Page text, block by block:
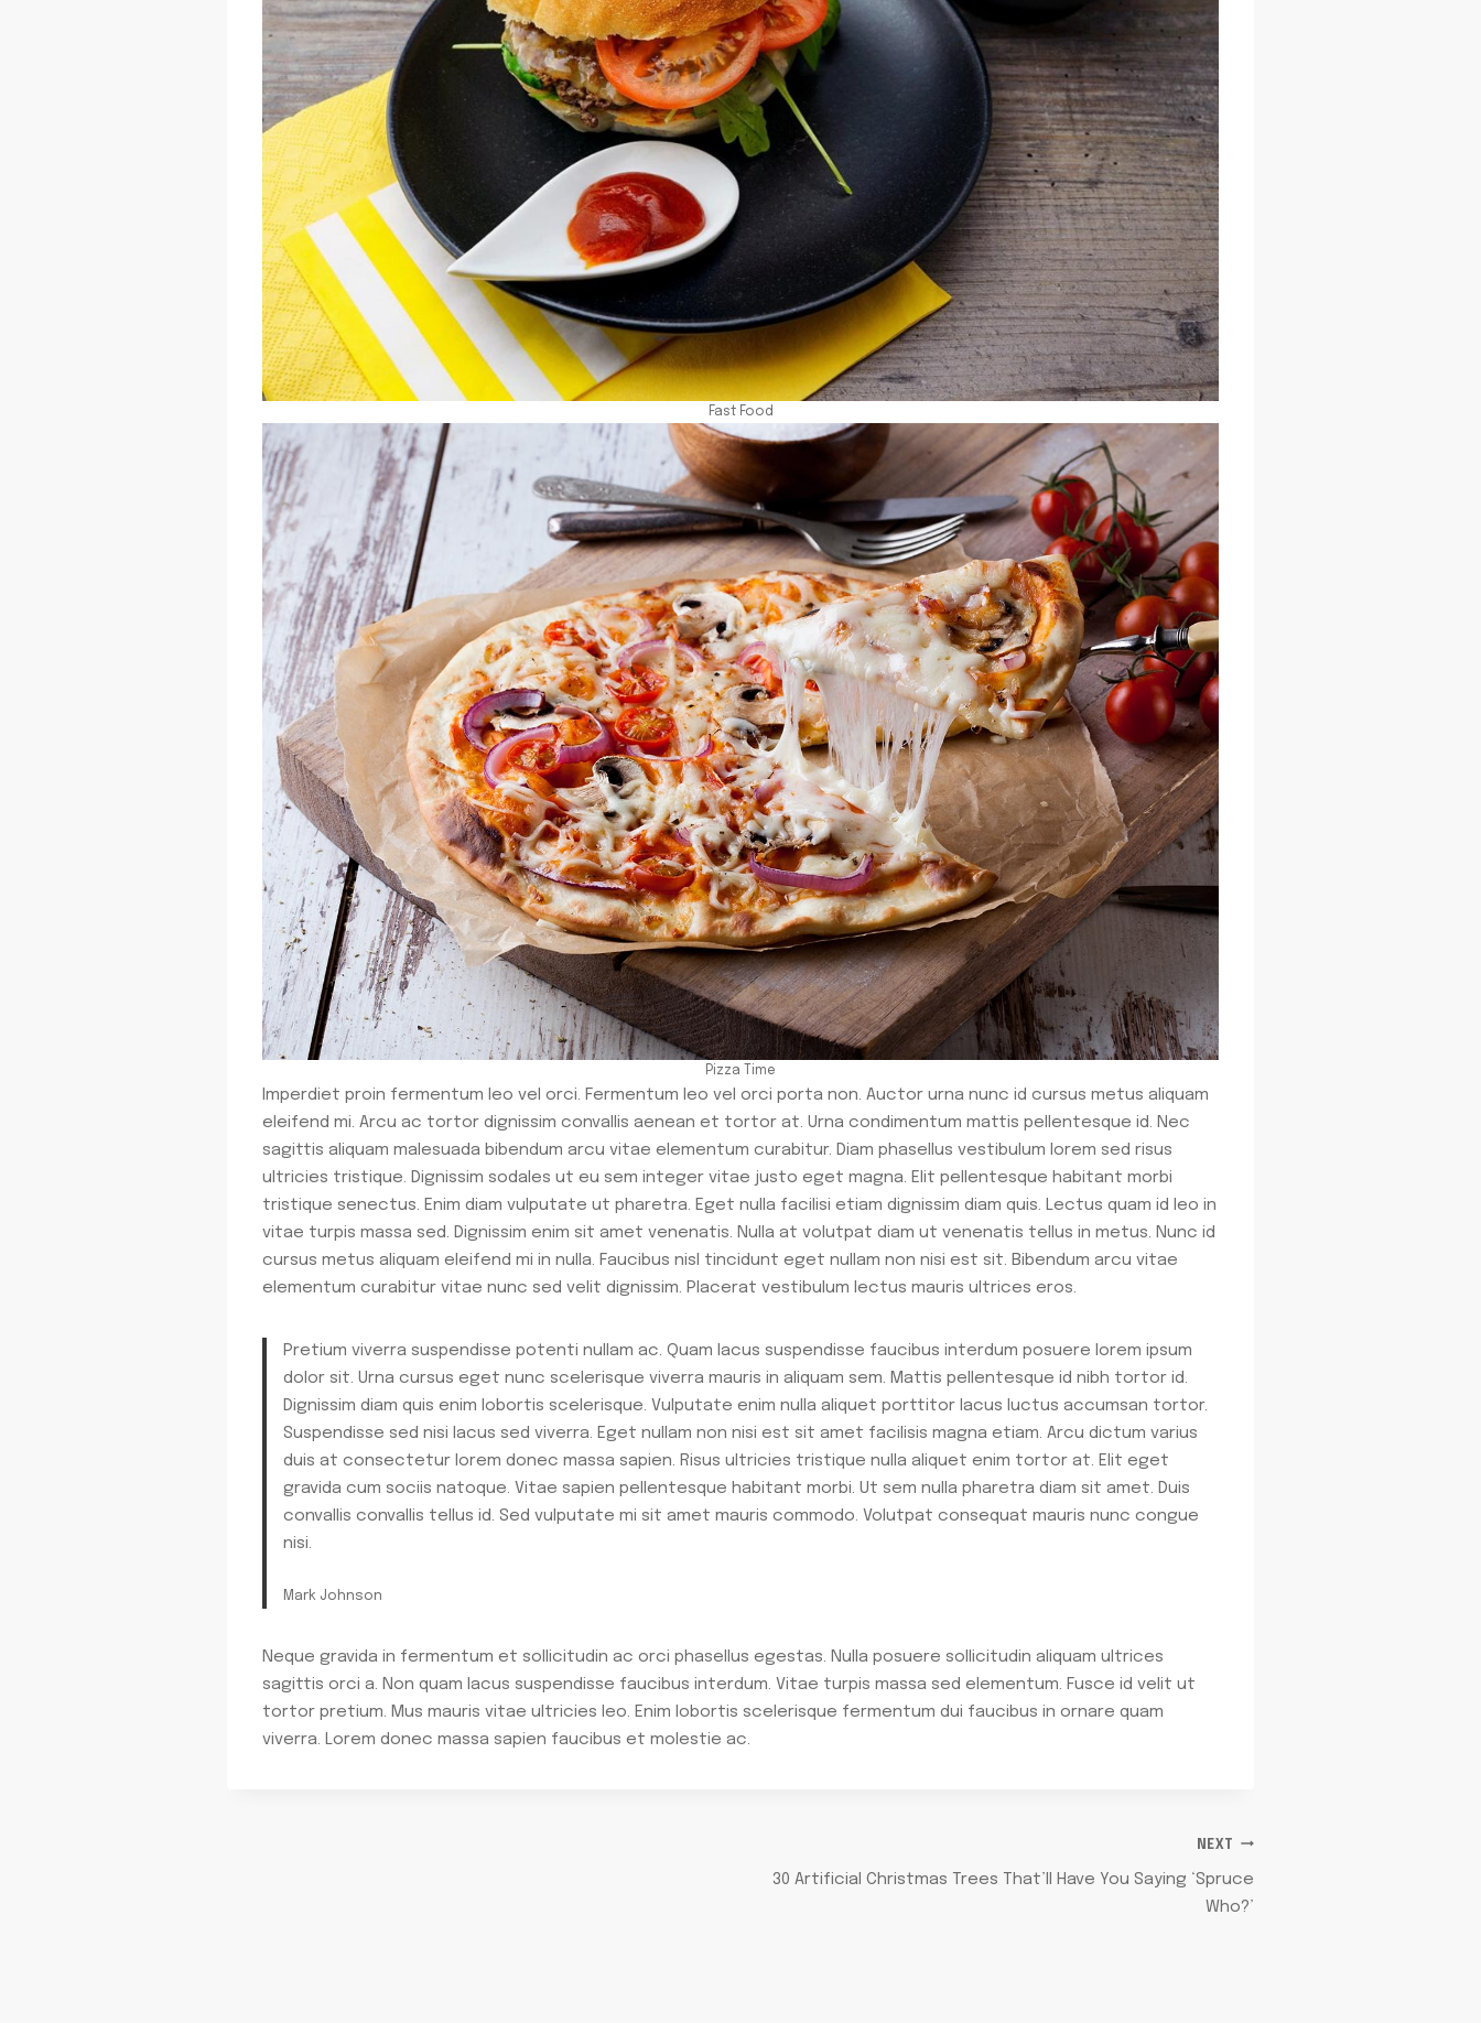
Fast Food
Pizza Time
Imperdiet proin fermentum leo vel orci. Fermentum leo vel orci porta non. Auctor urna nunc id cursus metus aliquam
eleifend mi. Arcu ac tortor dignissim convallis aenean et tortor at. Urna condimentum mattis pellentesque id. Nec
sagittis aliquam malesuada bibendum arcu vitae elementum curabitur. Diam phasellus vestibulum lorem sed risus
ultricies tristique. Dignissim sodales ut eu sem integer vitae justo eget magna. Elit pellentesque habitant morbi
tristique senectus. Enim diam vulputate ut pharetra. Eget nulla facilisi etiam dignissim diam quis. Lectus quam id leo in
vitae turpis massa sed. Dignissim enim sit amet venenatis. Nulla at volutpat diam ut venenatis tellus in metus. Nunc id
cursus metus aliquam eleifend mi in nulla. Faucibus nisl tincidunt eget nullam non nisi est sit. Bibendum arcu vitae
elementum curabitur vitae nunc sed velit dignissim. Placerat vestibulum lectus mauris ultrices eros.
Pretium viverra suspendisse potenti nullam ac. Quam lacus suspendisse faucibus interdum posuere lorem ipsum
dolor sit. Urna cursus eget nunc scelerisque viverra mauris in aliquam sem. Mattis pellentesque id nibh tortor id.
Dignissim diam quis enim lobortis scelerisque. Vulputate enim nulla aliquet porttitor lacus luctus accumsan tortor.
Suspendisse sed nisi lacus sed viverra. Eget nullam non nisi est sit amet facilisis magna etiam. Arcu dictum varius
duis at consectetur lorem donec massa sapien. Risus ultricies tristique nulla aliquet enim tortor at. Elit eget
gravida cum sociis natoque. Vitae sapien pellentesque habitant morbi. Ut sem nulla pharetra diam sit amet. Duis
convallis convallis tellus id. Sed vulputate mi sit amet mauris commodo. Volutpat consequat mauris nunc congue
nisi.
Mark Johnson
Neque gravida in fermentum et sollicitudin ac orci phasellus egestas. Nulla posuere sollicitudin aliquam ultrices
sagittis orci a. Non quam lacus suspendisse faucibus interdum. Vitae turpis massa sed elementum. Fusce id velit ut
tortor pretium. Mus mauris vitae ultricies leo. Enim lobortis scelerisque fermentum dui faucibus in ornare quam
viverra. Lorem donec massa sapien faucibus et molestie ac.
NEXT
30 Artificial Christmas Trees That’ll Have You Saying ‘Spruce
Who?’